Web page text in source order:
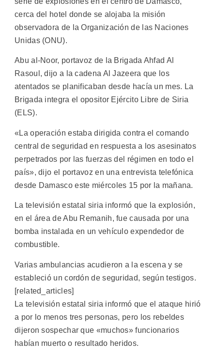
cerca del hotel donde se alojaba la misión
observadora de la Organización de las Naciones
Unidas (ONU).
Abu al-Noor, portavoz de la Brigada Ahfad Al
Rasoul, dijo a la cadena Al Jazeera que los
atentados se planificaban desde hacía un mes. La
Brigada integra el opositor Ejército Libre de Siria
(ELS).
«La operación estaba dirigida contra el comando
central de seguridad en respuesta a los asesinatos
perpetrados por las fuerzas del régimen en todo el
país», dijo el portavoz en una entrevista telefónica
desde Damasco este miércoles 15 por la mañana.
La televisión estatal siria informó que la explosión,
en el área de Abu Remanih, fue causada por una
bomba instalada en un vehículo expendedor de
combustible.
Varias ambulancias acudieron a la escena y se
estableció un cordón de seguridad, según testigos.
[related_articles]
La televisión estatal siria informó que el ataque hirió
a por lo menos tres personas, pero los rebeldes
dijeron sospechar que «muchos» funcionarios
habían muerto o resultado heridos.